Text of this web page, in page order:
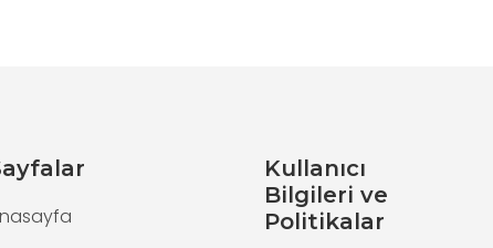
Kullanıcı
Bilgileri ve
Politikalar